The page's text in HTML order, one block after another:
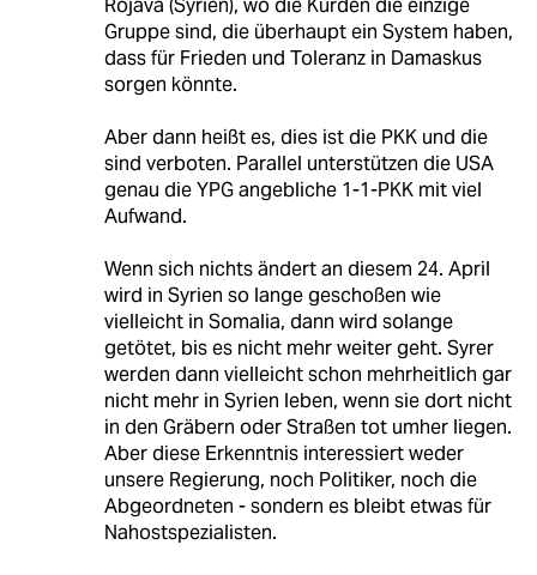
Rojava (Syrien), wo die Kurden die einzige
Gruppe sind, die überhaupt ein System haben,
dass für Frieden und Toleranz in Damaskus
sorgen könnte.
Aber dann heißt es, dies ist die PKK und die
sind verboten. Parallel unterstützen die USA
genau die YPG angebliche 1-1-PKK mit viel
Aufwand.
Wenn sich nichts ändert an diesem 24. April
wird in Syrien so lange geschoßen wie
vielleicht in Somalia, dann wird solange
getötet, bis es nicht mehr weiter geht. Syrer
werden dann vielleicht schon mehrheitlich gar
nicht mehr in Syrien leben, wenn sie dort nicht
in den Gräbern oder Straßen tot umher liegen.
Aber diese Erkenntnis interessiert weder
unsere Regierung, noch Politiker, noch die
Abgeordneten - sondern es bleibt etwas für
Nahostspezialisten.